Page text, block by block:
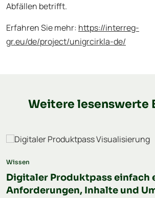
Abfällen betrifft.
Erfahren Sie mehr: https://interreg-
gr.eu/de/project/unigrcirkla-de/
Weitere lesenswerte
Wissen
Digitaler Produktpass einfach
Anforderungen, Inhalte und